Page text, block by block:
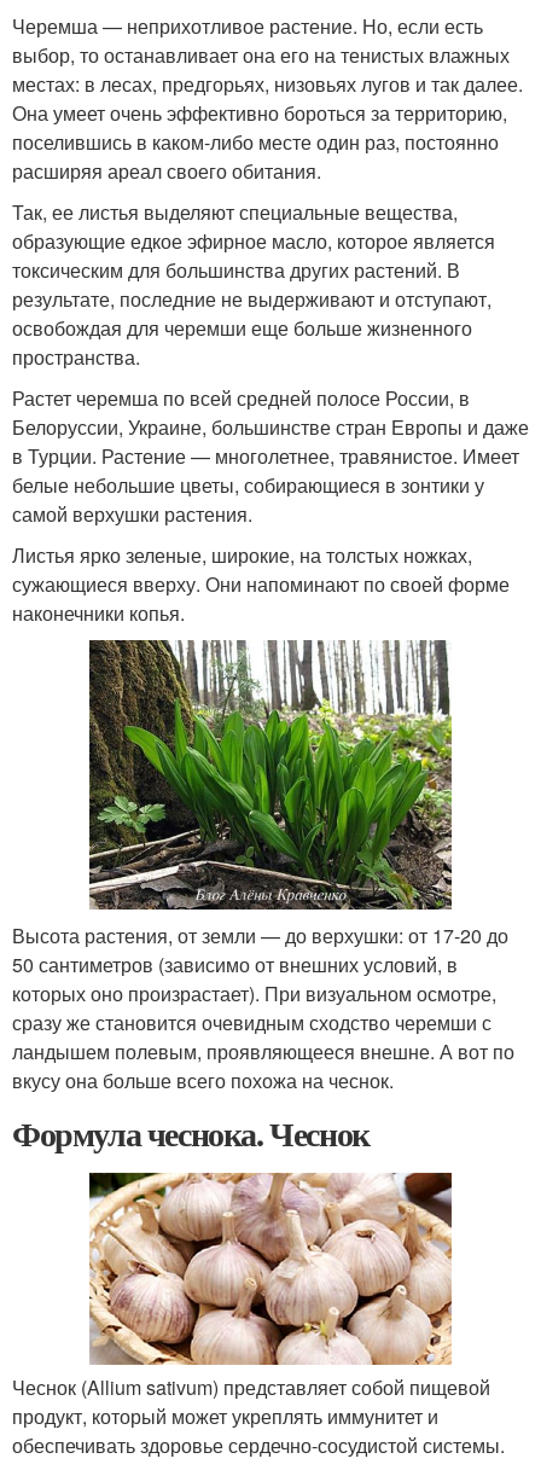
Черемша — неприхотливое растение. Но, если есть
выбор, то останавливает она его на тенистых влажных
местах: в лесах, предгорьях, низовьях лугов и так далее.
Она умеет очень эффективно бороться за территорию,
поселившись в каком-либо месте один раз, постоянно
расширяя ареал своего обитания.
Так, ее листья выделяют специальные вещества,
образующие едкое эфирное масло, которое является
токсическим для большинства других растений. В
результате, последние не выдерживают и отступают,
освобождая для черемши еще больше жизненного
пространства.
Растет черемша по всей средней полосе России, в
Белоруссии, Украине, большинстве стран Европы и даже
в Турции. Растение — многолетнее, травянистое. Имеет
белые небольшие цветы, собирающиеся в зонтики у
самой верхушки растения.
Листья ярко зеленые, широкие, на толстых ножках,
сужающиеся вверху. Они напоминают по своей форме
наконечники копья.
Высота растения, от земли — до верхушки: от 17-20 до
50 сантиметров (зависимо от внешних условий, в
которых оно произрастает). При визуальном осмотре,
сразу же становится очевидным сходство черемши с
ландышем полевым, проявляющееся внешне. А вот по
вкусу она больше всего похожа на чеснок.
Формула чеснока. Чеснок
Чеснок (Allium sativum) представляет собой пищевой
продукт, который может укреплять иммунитет и
обеспечивать здоровье сердечно-сосудистой системы.